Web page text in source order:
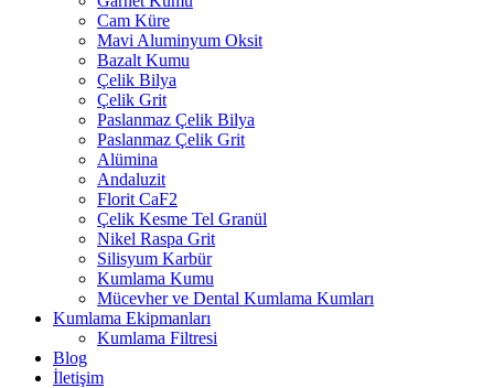
Cam Küre
Mavi Aluminyum Oksit
Bazalt Kumu
Çelik Bilya
Çelik Grit
Paslanmaz Çelik Bilya
Paslanmaz Çelik Grit
Alümina
Andaluzit
Florit CaF2
Çelik Kesme Tel Granül
Nikel Raspa Grit
Silisyum Karbür
Kumlama Kumu
Mücevher ve Dental Kumlama Kumları
Kumlama Ekipmanları
Kumlama Filtresi
Blog
İletişim